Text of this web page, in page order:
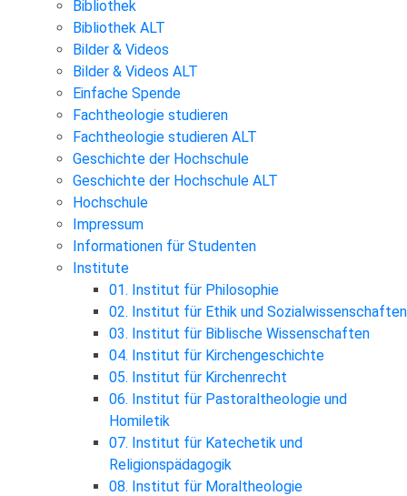
Bibliothek
Bibliothek ALT
Bilder & Videos
Bilder & Videos ALT
Einfache Spende
Fachtheologie studieren
Fachtheologie studieren ALT
Geschichte der Hochschule
Geschichte der Hochschule ALT
Hochschule
Impressum
Informationen für Studenten
Institute
01. Institut für Philosophie
02. Institut für Ethik und Sozialwissenschaften
03. Institut für Biblische Wissenschaften
04. Institut für Kirchengeschichte
05. Institut für Kirchenrecht
06. Institut für Pastoraltheologie und
Homiletik
07. Institut für Katechetik und
Religionspädagogik
08. Institut für Moraltheologie